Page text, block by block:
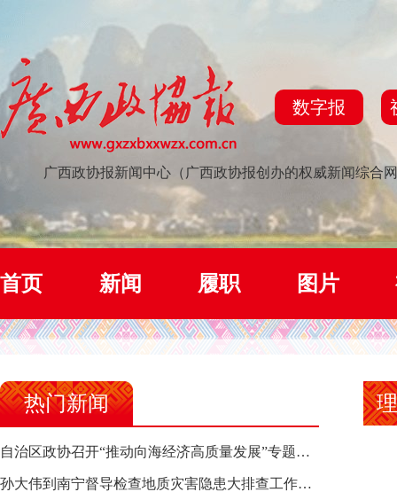
数字报
广西政协报新闻中心（广西政协报创办的权威新闻综合
首页 新闻 履职 图片
热门新闻
自治区政协召开“推动向海经济高质量发展”专题调研座谈会 钱学明出席并讲话
孙大伟到南宁督导检查地质灾害隐患大排查工作时强调 筑牢地质灾害安全防线 全力保障人民群众生命财产安全